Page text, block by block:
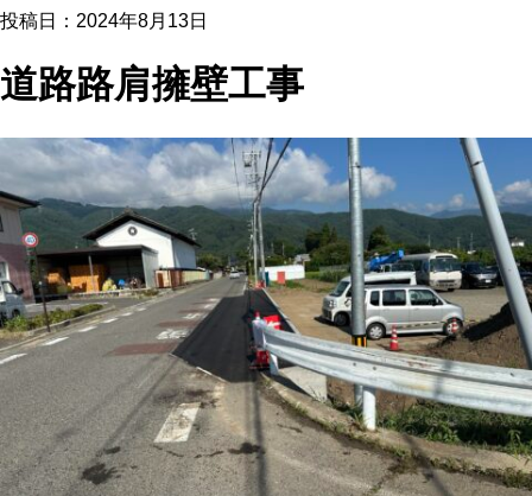
投稿日：2024年8月13日
道路路肩擁壁工事